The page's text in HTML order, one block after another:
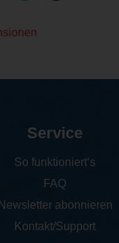
Service
So funktioniert‘s
FAQ
Newsletter abonnieren
Kontakt/Support